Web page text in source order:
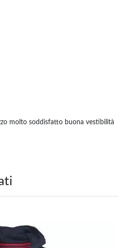
molto soddisfatto buona vestibilità